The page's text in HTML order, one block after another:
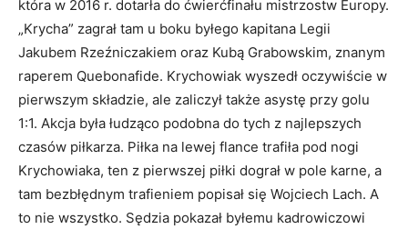
która w 2016 r. dotarła do ćwierćfinału mistrzostw Europy.
„Krycha” zagrał tam u boku byłego kapitana Legii
Jakubem Rzeźniczakiem oraz Kubą Grabowskim, znanym
raperem Quebonafide. Krychowiak wyszedł oczywiście w
pierwszym składzie, ale zaliczył także asystę przy golu
1:1. Akcja była łudząco podobna do tych z najlepszych
czasów piłkarza. Piłka na lewej flance trafiła pod nogi
Krychowiaka, ten z pierwszej piłki dograł w pole karne, a
tam bezbłędnym trafieniem popisał się Wojciech Lach. A
to nie wszystko. Sędzia pokazał byłemu kadrowiczowi